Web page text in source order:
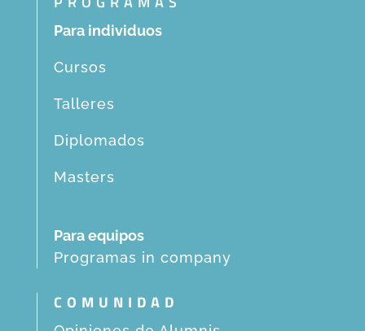
Para individuos
Cursos
Talleres
Diplomados
Masters
Para equipos
Programas in company
COMUNIDAD